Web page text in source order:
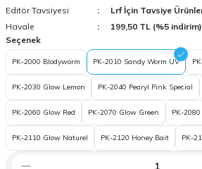
Editör Tavsiyesi
Lrf İçin Tavsiye
Havale
199,50 TL (%5 indirim)
Seçenek
PK-2000 Blodyworm PK-2010 Sandy Worm UV
PK-2030 Glow Lemon PK-2040 Pearyl Pink Special
PK-2060 Glow Red PK-2070 Glow Green PK-
PK-2110 Glow Naturel PK-2120 Honey Bait PK-